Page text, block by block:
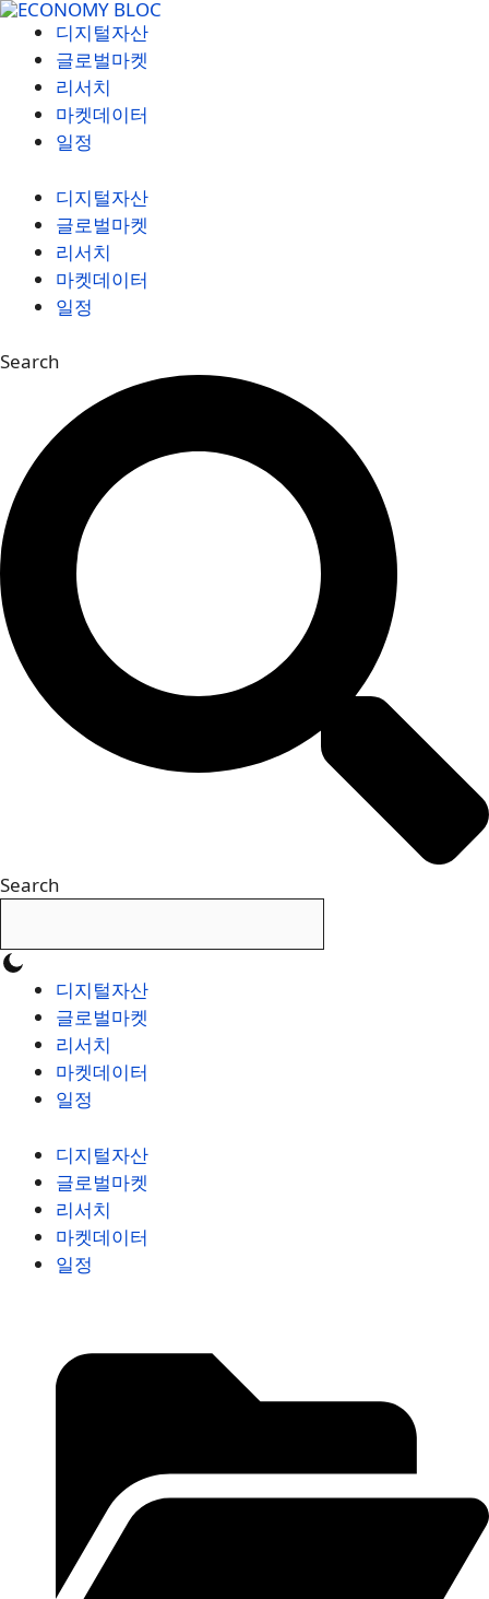
컨
디지털자산
글로벌마켓
리서치
마켓데이터
일정
디지털자산
글로벌마켓
리서치
마켓데이터
일정
Search
Search
디지털자산
글로벌마켓
리서치
마켓데이터
일정
디지털자산
글로벌마켓
리서치
마켓데이터
일정